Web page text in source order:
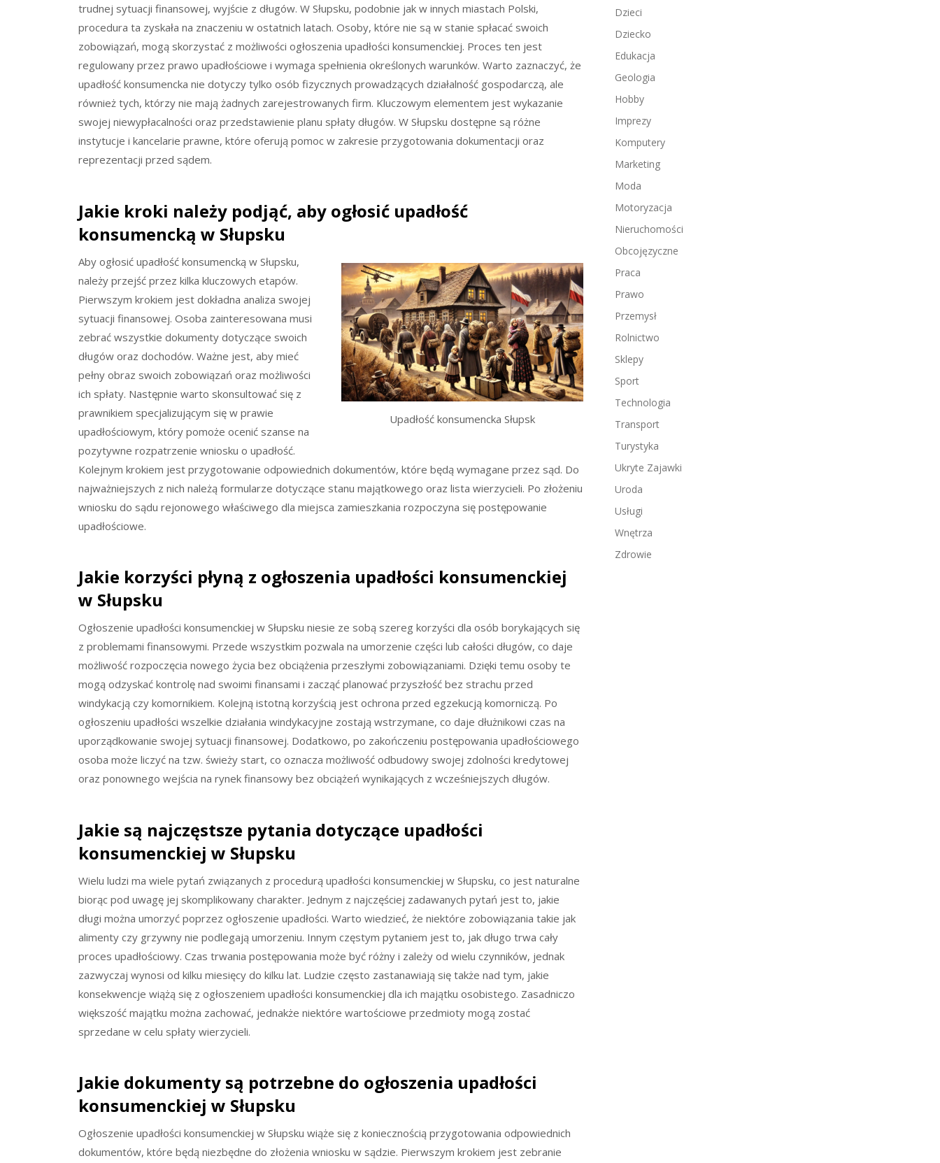
trudnej sytuacji finansowej, wyjście z długów. W Słupsku, podobnie jak w innych miastach Polski,
procedura ta zyskała na znaczeniu w ostatnich latach. Osoby, które nie są w stanie spłacać swoich
zobowiązań, mogą skorzystać z możliwości ogłoszenia upadłości konsumenckiej. Proces ten jest
regulowany przez prawo upadłościowe i wymaga spełnienia określonych warunków. Warto zaznaczyć, że
upadłość konsumencka nie dotyczy tylko osób fizycznych prowadzących działalność gospodarczą, ale
również tych, którzy nie mają żadnych zarejestrowanych firm. Kluczowym elementem jest wykazanie
swojej niewypłacalności oraz przedstawienie planu spłaty długów. W Słupsku dostępne są różne
instytucje i kancelarie prawne, które oferują pomoc w zakresie przygotowania dokumentacji oraz
reprezentacji przed sądem.
Jakie kroki należy podjąć, aby ogłosić upadłość
konsumencką w Słupsku
Upadłość konsumencka Słupsk
Aby ogłosić upadłość konsumencką w Słupsku,
należy przejść przez kilka kluczowych etapów.
Pierwszym krokiem jest dokładna analiza swojej
sytuacji finansowej. Osoba zainteresowana musi
zebrać wszystkie dokumenty dotyczące swoich
długów oraz dochodów. Ważne jest, aby mieć
pełny obraz swoich zobowiązań oraz możliwości
ich spłaty. Następnie warto skonsultować się z
prawnikiem specjalizującym się w prawie
upadłościowym, który pomoże ocenić szanse na
pozytywne rozpatrzenie wniosku o upadłość.
Kolejnym krokiem jest przygotowanie odpowiednich dokumentów, które będą wymagane przez sąd. Do
najważniejszych z nich należą formularze dotyczące stanu majątkowego oraz lista wierzycieli. Po złożeniu
wniosku do sądu rejonowego właściwego dla miejsca zamieszkania rozpoczyna się postępowanie
upadłościowe.
Jakie korzyści płyną z ogłoszenia upadłości konsumenckiej
w Słupsku
Ogłoszenie upadłości konsumenckiej w Słupsku niesie ze sobą szereg korzyści dla osób borykających się
z problemami finansowymi. Przede wszystkim pozwala na umorzenie części lub całości długów, co daje
możliwość rozpoczęcia nowego życia bez obciążenia przeszłymi zobowiązaniami. Dzięki temu osoby te
mogą odzyskać kontrolę nad swoimi finansami i zacząć planować przyszłość bez strachu przed
windykacją czy komornikiem. Kolejną istotną korzyścią jest ochrona przed egzekucją komorniczą. Po
ogłoszeniu upadłości wszelkie działania windykacyjne zostają wstrzymane, co daje dłużnikowi czas na
uporządkowanie swojej sytuacji finansowej. Dodatkowo, po zakończeniu postępowania upadłościowego
osoba może liczyć na tzw. świeży start, co oznacza możliwość odbudowy swojej zdolności kredytowej
oraz ponownego wejścia na rynek finansowy bez obciążeń wynikających z wcześniejszych długów.
Jakie są najczęstsze pytania dotyczące upadłości
konsumenckiej w Słupsku
Wielu ludzi ma wiele pytań związanych z procedurą upadłości konsumenckiej w Słupsku, co jest naturalne
biorąc pod uwagę jej skomplikowany charakter. Jednym z najczęściej zadawanych pytań jest to, jakie
długi można umorzyć poprzez ogłoszenie upadłości. Warto wiedzieć, że niektóre zobowiązania takie jak
alimenty czy grzywny nie podlegają umorzeniu. Innym częstym pytaniem jest to, jak długo trwa cały
proces upadłościowy. Czas trwania postępowania może być różny i zależy od wielu czynników, jednak
zazwyczaj wynosi od kilku miesięcy do kilku lat. Ludzie często zastanawiają się także nad tym, jakie
konsekwencje wiążą się z ogłoszeniem upadłości konsumenckiej dla ich majątku osobistego. Zasadniczo
większość majątku można zachować, jednakże niektóre wartościowe przedmioty mogą zostać
sprzedane w celu spłaty wierzycieli.
Jakie dokumenty są potrzebne do ogłoszenia upadłości
konsumenckiej w Słupsku
Ogłoszenie upadłości konsumenckiej w Słupsku wiąże się z koniecznością przygotowania odpowiednich
dokumentów, które będą niezbędne do złożenia wniosku w sądzie. Pierwszym krokiem jest zebranie
Dzieci
Dziecko
Edukacja
Geologia
Hobby
Imprezy
Komputery
Marketing
Moda
Motoryzacja
Nieruchomości
Obcojęzyczne
Praca
Prawo
Przemysł
Rolnictwo
Sklepy
Sport
Technologia
Transport
Turystyka
Ukryte Zajawki
Uroda
Usługi
Wnętrza
Zdrowie